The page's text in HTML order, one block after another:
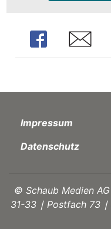
Share Share
Impressum
Datenschutz
© Schaub Medien
31-33 ∣ Postfach 73